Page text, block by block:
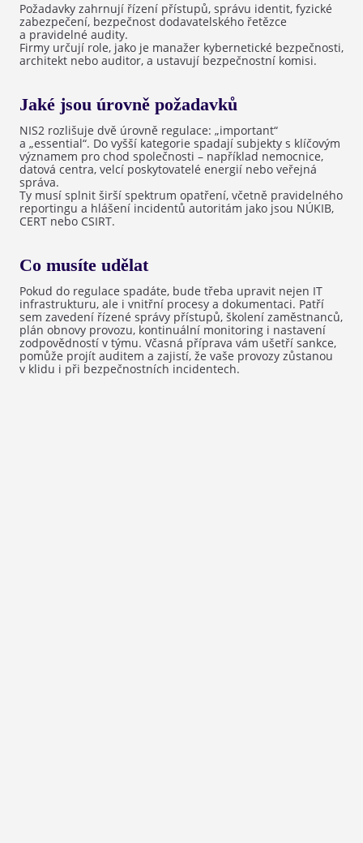
Požadavky zahrnují řízení přístupů, správu identit, fyzické
zabezpečení, bezpečnost dodavatelského řetězce
a pravidelné audity.
Firmy určují role, jako je manažer kybernetické bezpečnosti,
architekt nebo auditor, a ustavují bezpečnostní komisi.
Jaké jsou úrovně požadavků
NIS2 rozlišuje dvě úrovně regulace: „important“
a „essential“. Do vyšší kategorie spadají subjekty s klíčovým
významem pro chod společnosti – například nemocnice,
datová centra, velcí poskytovatelé energií nebo veřejná
správa.
Ty musí splnit širší spektrum opatření, včetně pravidelného
reportingu a hlášení incidentů autoritám jako jsou NÚKIB,
CERT nebo CSIRT.
Co musíte udělat
Pokud do regulace spadáte, bude třeba upravit nejen IT
infrastrukturu, ale i vnitřní procesy a dokumentaci. Patří
sem zavedení řízené správy přístupů, školení zaměstnanců,
plán obnovy provozu, kontinuální monitoring i nastavení
zodpovědností v týmu. Včasná příprava vám ušetří sankce,
pomůže projít auditem a zajistí, že vaše provozy zůstanou
v klidu i při bezpečnostních incidentech.